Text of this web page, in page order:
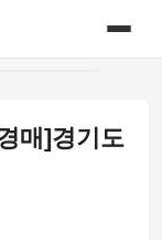
매]경기도